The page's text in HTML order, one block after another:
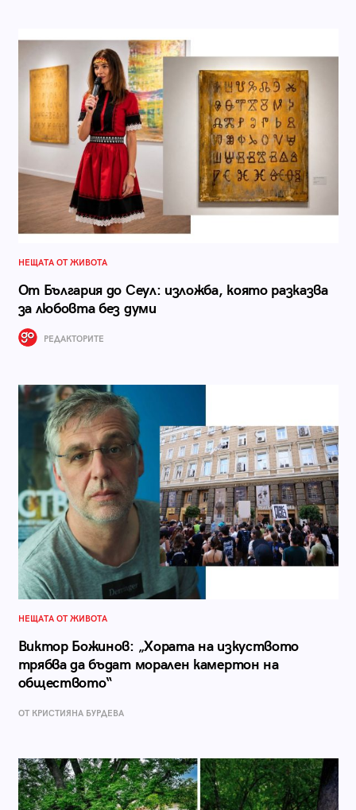
НЕЩАТА ОТ ЖИВОТА
От България до Сеул: изложба, която разказва
за любовта без думи
РЕДАКТОРИТЕ
НЕЩАТА ОТ ЖИВОТА
Виктор Божинов: „Хората на изкуството
трябва да бъдат морален камертон на
обществото“
ОТ КРИСТИЯНА БУРДЕВА